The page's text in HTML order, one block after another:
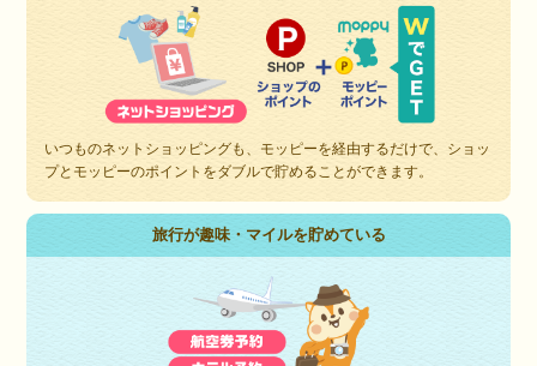
いつものネットショッピングも、モッピーを経由するだけで、ショッ
プとモッピーのポイントをダブルで貯めることができます。
旅行が趣味・マイルを貯めている